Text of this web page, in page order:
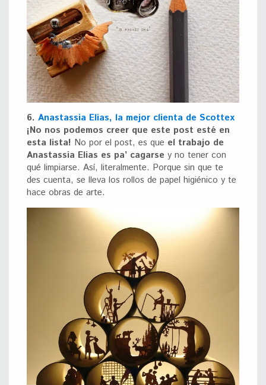
6. Anastassia Elias, la mejor clienta de Scottex
¡No nos podemos creer que este post esté en
esta lista! No por el post, es que el trabajo de
Anastassia Elias es pa’ cagarse y no tener con
qué limpiarse. Así, literalmente. Porque sin que te
des cuenta, se lleva los rollos de papel higiénico y te
hace obras de arte.